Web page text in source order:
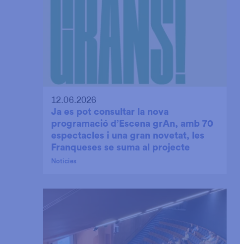
12.06.2026
Ja es pot consultar la nova
programació d’Escena grAn, amb 70
espectacles i una gran novetat, les
Franqueses se suma al projecte
Noticies